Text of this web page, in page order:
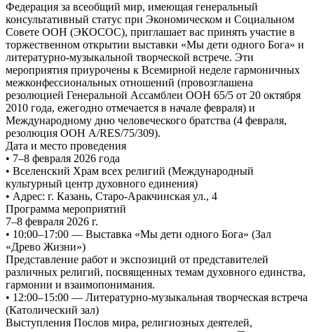
Федерация за всеобщий мир, имеющая генеральный
консультативный статус при Экономическом и Социальном
Совете ООН (ЭКОСОС), приглашает вас принять участие в
торжественном открытии выставки «Мы дети одного Бога» и
литературно-музыкальной творческой встрече. Эти
мероприятия приурочены к Всемирной неделе гармоничных
межконфессиональных отношений (провозглашена
резолюцией Генеральной Ассамблеи ООН 65/5 от 20 октября
2010 года, ежегодно отмечается в начале февраля) и
Международному дню человеческого братства (4 февраля,
резолюция ООН A/RES/75/309).
Дата и место проведения
• 7–8 февраля 2026 года
• Вселенский Храм всех религий (Международный
культурный центр духовного единения)
• Адрес: г. Казань, Старо-Аракчинская ул., 4
Программа мероприятий
7–8 февраля 2026 г.
• 10:00–17:00 — Выставка «Мы дети одного Бога» (Зал
«Древо Жизни»)
Представление работ и экспозиций от представителей
различных религий, посвященных темам духовного единства,
гармонии и взаимопонимания.
• 12:00–15:00 — Литературно-музыкальная творческая встреча
(Католический зал)
Выступления Послов мира, религиозных деятелей,